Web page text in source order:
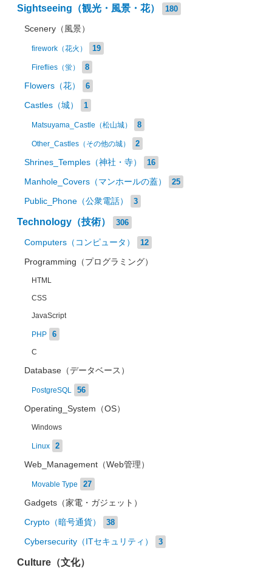
Sightseeing（観光・風景・花） 180
Scenery（風景）
firework（花火） 19
Fireflies（蛍） 8
Flowers（花） 6
Castles（城） 1
Matsuyama_Castle（松山城） 8
Other_Castles（その他の城） 2
Shrines_Temples（神社・寺） 16
Manhole_Covers（マンホールの蓋） 25
Public_Phone（公衆電話） 3
Technology（技術） 306
Computers（コンピュータ） 12
Programming（プログラミング）
HTML
CSS
JavaScript
PHP 6
C
Database（データベース）
PostgreSQL 56
Operating_System（OS）
Windows
Linux 2
Web_Management（Web管理）
Movable Type 27
Gadgets（家電・ガジェット）
Crypto（暗号通貨） 38
Cybersecurity（ITセキュリティ） 3
Culture（文化）